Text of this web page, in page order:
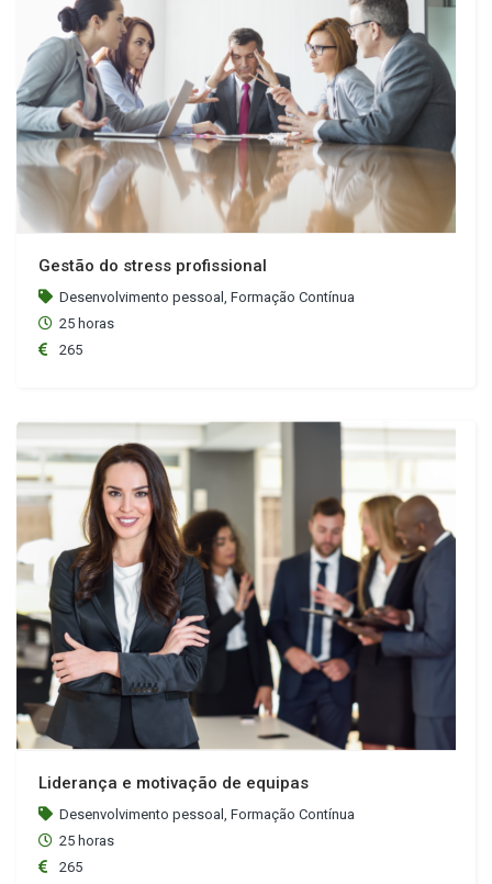
Gestão do stress profissional
Desenvolvimento pessoal, Formação Contínua
25 horas
265
Liderança e motivação de equipas
Desenvolvimento pessoal, Formação Contínua
25 horas
265